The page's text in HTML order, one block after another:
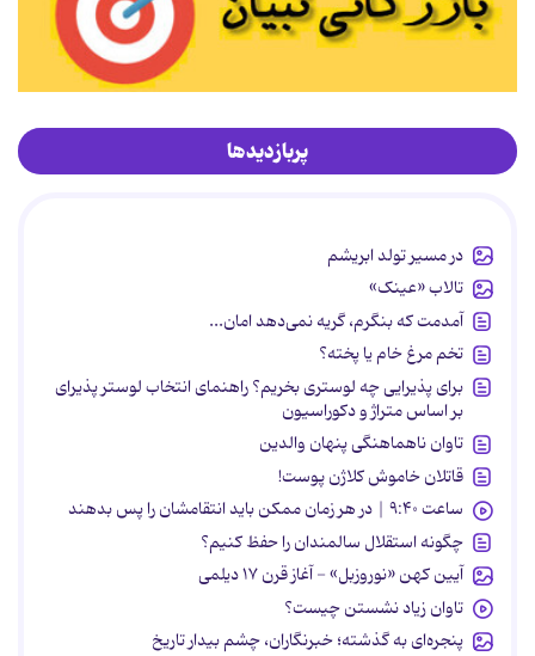
پربازدیدها
در مسیر تولد ابریشم
تالاب «عینک»
آمدمت که بنگرم، گریه نمی‌دهد امان...
تخم مرغ خام یا پخته؟
برای پذیرایی چه لوستری بخریم؟ راهنمای انتخاب لوستر پذیرای
بر اساس متراژ و دکوراسیون
تاوان ناهماهنگی پنهان والدین
قاتلان خاموش کلاژن پوست!
ساعت ۹:۴۰ | در هر زمان ممکن باید انتقامشان را پس بدهند
چگونه استقلال سالمندان را حفظ کنیم؟
آیین کهن «نوروزبل» - آغاز قرن ۱۷ دیلمی
تاوان زیاد نشستن چیست؟
پنجره‌ای به گذشته؛ خبرنگاران، چشم بیدار تاریخ